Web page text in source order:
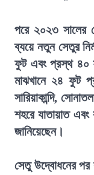
পরে ২০২৩ সালের
ব্যয়ে নতুন সেতুর
ফুট এবং প্রস্থ ৪০
মাঝখানে ২৪ ফুট
সারিয়াকান্দি,
শহরে যাতায়াত এবং
জানিয়েছেন।
সেতু উদ্বোধনের